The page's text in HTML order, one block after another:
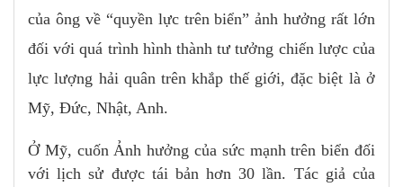
của ông về “quyền lực trên biển” ảnh hưởng rất lớn
đối với quá trình hình thành tư tưởng chiến lược của
lực lượng hải quân trên khắp thế giới, đặc biệt là ở
Mỹ, Đức, Nhật, Anh.
Ở Mỹ, cuốn Ảnh hưởng của sức mạnh trên biển đối
với lịch sử được tái bản hơn 30 lần. Tác giả của